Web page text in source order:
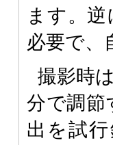
ます。
必要で、
撮影時
分で調節
出を試